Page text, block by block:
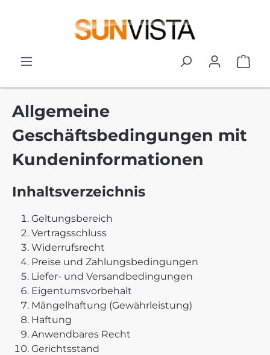
Allgemeine
Geschäftsbedingungen mit
Kundeninformationen
Inhaltsverzeichnis
Geltungsbereich
Vertragsschluss
Widerrufsrecht
Preise und Zahlungsbedingungen
Liefer- und Versandbedingungen
Eigentumsvorbehalt
Mängelhaftung (Gewährleistung)
Haftung
Anwendbares Recht
Gerichtsstand